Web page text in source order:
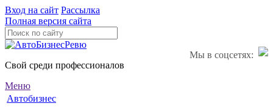
Вход на сайт Рассылка
Полная версия сайта
Мы в соцсетях:
Свой среди профессионалов
Меню
Автобизнес